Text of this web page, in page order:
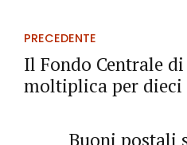
PRECEDENTE
Il Fondo Centrale
moltiplica per dieci